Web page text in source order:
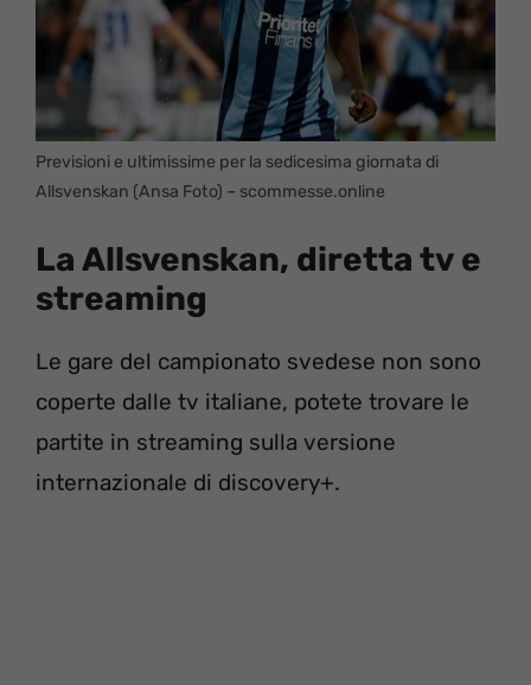
Previsioni e ultimissime per la sedicesima giornata di
Allsvenskan (Ansa Foto) – scommesse.online
La Allsvenskan, diretta tv e
streaming
Le gare del campionato svedese non sono
coperte dalle tv italiane, potete trovare le
partite in streaming sulla versione
internazionale di discovery+.